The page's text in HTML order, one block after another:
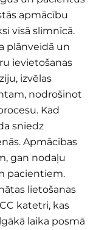
apmācību
visā slimnīcā.
plānveidā un
ievietošanas
izvēlas
nodrošinot
Kad
sniedz
Apmācības
gan nodaļu
pacientiem.
lietošanas
katetri, kas
laika posmā